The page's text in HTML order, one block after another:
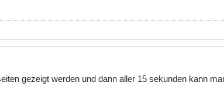
gezeigt werden und dann aller 15 sekunden kann